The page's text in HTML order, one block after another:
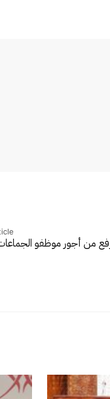
من أجور موظفو الجماعات